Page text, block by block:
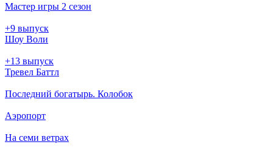
Мастер игры 2 сезон
+9 выпуск
Шоу Воли
+13 выпуск
Тревел Баттл
Последний богатырь. Колобок
Аэропорт
На семи ветрах